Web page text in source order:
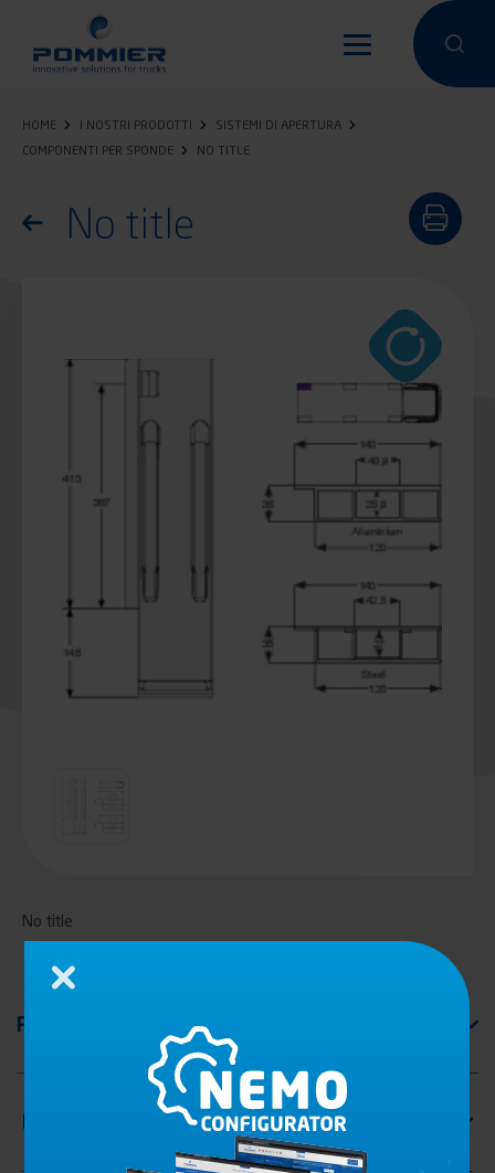
contenuto
Condurre
HOME I NOSTRI PRODOTTI
SISTEMI DI APERTURA
COMPONENTI PER SPONDE
NO TITLE
Torna all'elenco dei prodotti
No title
No title